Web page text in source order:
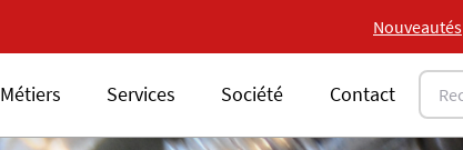
Nouveautés
Nouvelle gamme 18V ALSAFIX
Métiers Services Société Contact